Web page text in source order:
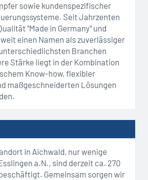
sowie kundenspezifischer
Seit Jahrzenten
"Made in Germany" und
einen Namen als zuverlässiger
Branchen
Stärke liegt in der Kombination
Know-how, flexibler
maßgeschneiderten Lösungen
in Aichwald, nur wenige
a.N., sind derzeit ca. 270
Gemeinsam sorgen wir